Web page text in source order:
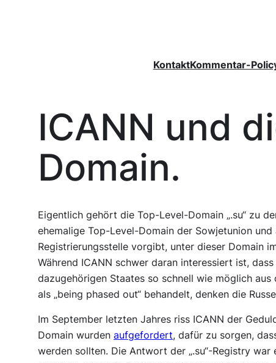
KontaktKommentar-
ICANN und
Domain.
Eigentlich gehört die Top-Level-Domain „.su“ zu
ehemalige Top-Level-Domain der Sowjetunion
Registrierungsstelle vorgibt, unter dieser Domain
Während ICANN schwer daran interessiert ist,
dazugehörigen Staates so schnell wie möglich aus
als „being phased out“ behandelt, denken die
Im September letzten Jahres riss ICANN der
Domain wurdenaufgefordert, dafür zu sorgen,
werden sollten. Die Antwort der „.su“-Registry